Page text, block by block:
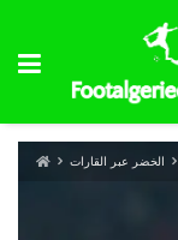
الخضر عبر القارات